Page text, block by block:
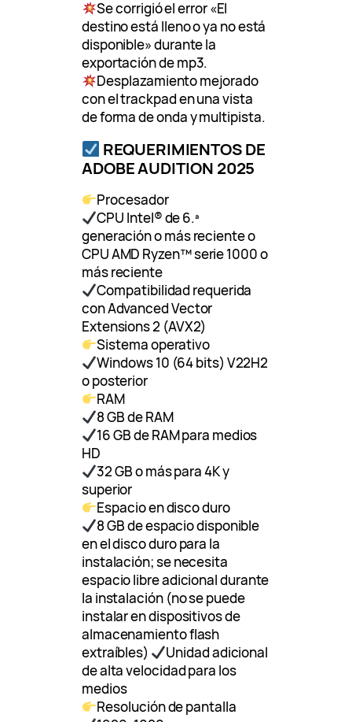
Se corrigió el error «El
destino está lleno o ya no está
disponible» durante la
exportación de mp3.
Desplazamiento mejorado
con el trackpad en una vista
de forma de onda y multipista.
REQUERIMIENTOS DE
ADOBE AUDITION 2025
Procesador
CPU Intel® de 6.ª
generación o más reciente o
CPU AMD Ryzen™ serie 1000 o
más reciente
Compatibilidad requerida
con Advanced Vector
Extensions 2 (AVX2)
Sistema operativo
Windows 10 (64 bits) V22H2
o posterior
RAM
8 GB de RAM
16 GB de RAM para medios
HD
32 GB o más para 4K y
superior
Espacio en disco duro
8 GB de espacio disponible
en el disco duro para la
instalación; se necesita
espacio libre adicional durante
la instalación (no se puede
instalar en dispositivos de
almacenamiento flash
extraíbles)
Unidad adicional
de alta velocidad para los
medios
Resolución de pantalla